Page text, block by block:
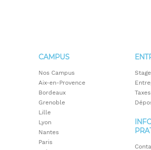
CAMPUS
Nos Campus
Aix-en-Provence
Bordeaux
Grenoble
Lille
Lyon
Nantes
Paris